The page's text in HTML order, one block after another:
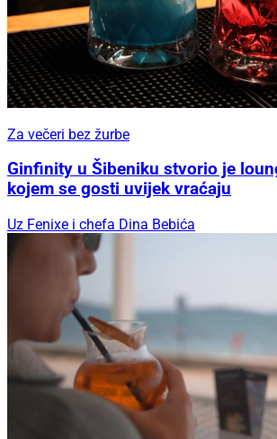
Za večeri bez žurbe
Ginfinity u Šibeniku stvorio je
kojem se gosti uvijek vraćaju
Uz Fenixe i chefa Dina Bebića